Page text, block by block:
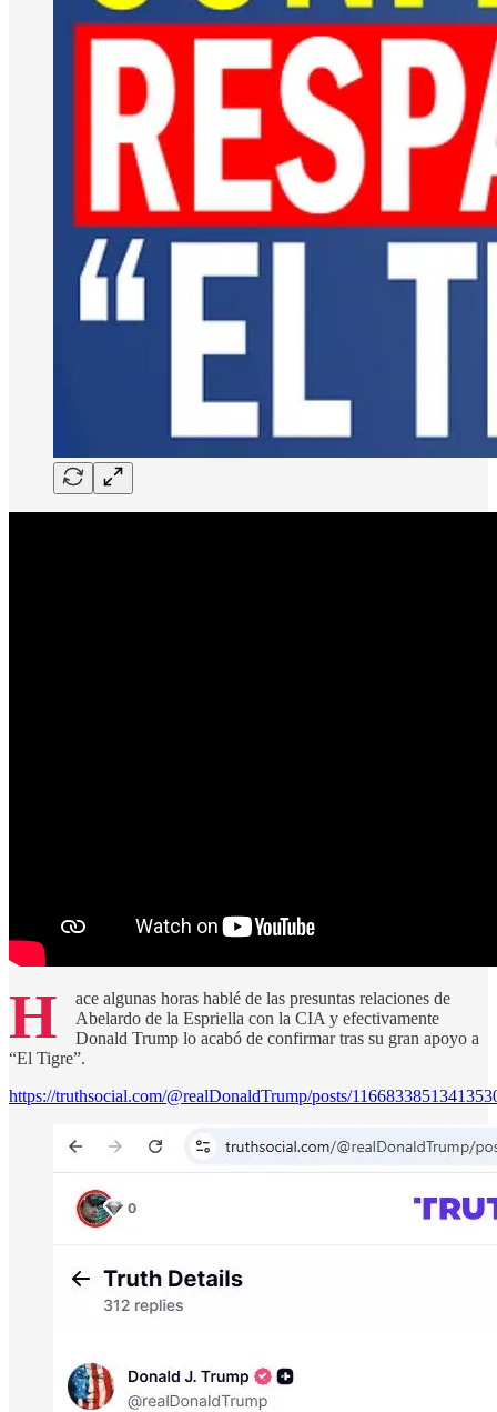
H
ace algunas horas hablé de las presuntas relaciones de
Abelardo de la Espriella con la CIA y efectivamente
Donald Trump lo acabó de confirmar tras su gran apoyo a
“El Tigre”.
https://truthsocial.com/@realDonaldTrump/posts/